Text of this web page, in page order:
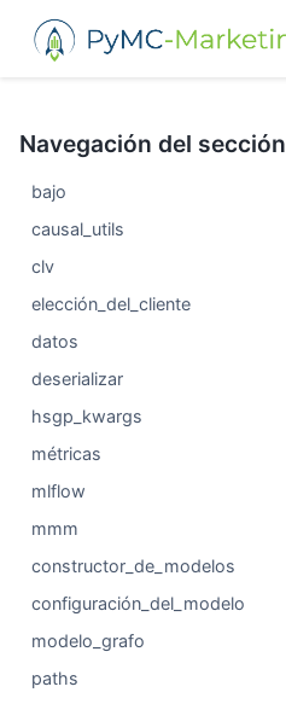
Navegación del sección
bajo
causal_utils
clv
elección_del_cliente
datos
deserializar
hsgp_kwargs
métricas
mlflow
mmm
constructor_de_modelos
configuración_del_modelo
modelo_grafo
paths